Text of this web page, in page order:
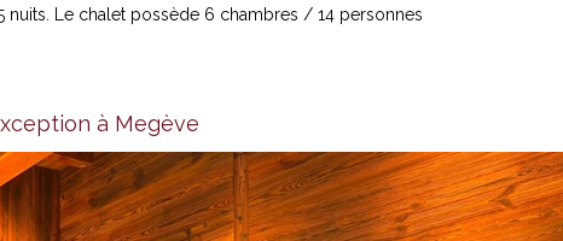
Le chalet possède 6 chambres / 14 personnes
à Megève